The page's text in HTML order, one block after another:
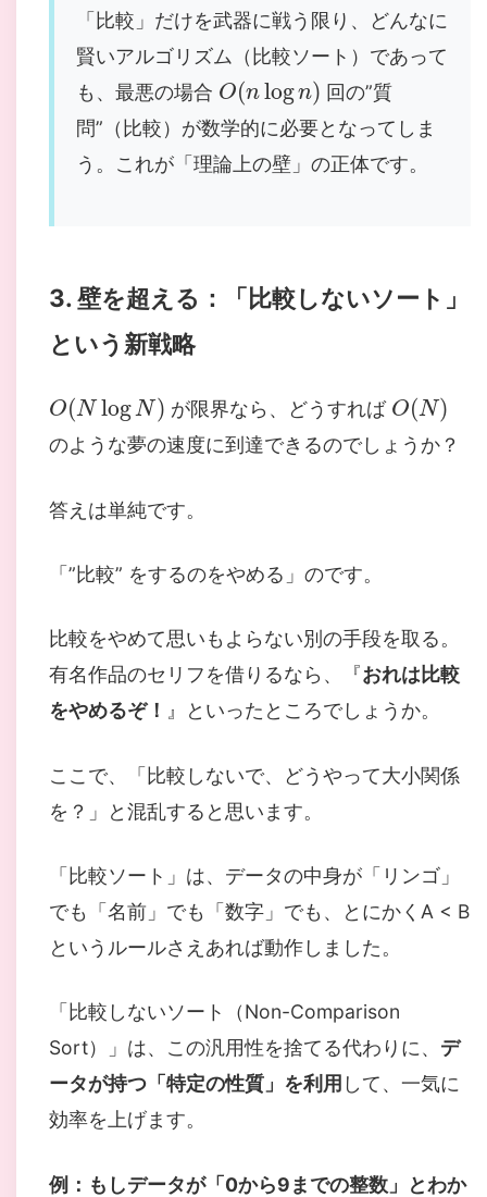
「比較」だけを武器に戦う限り、どんなに
賢いアルゴリズム（比較ソート）であって
も、最悪の場合
O (nlog n )
回の”質
問”（比較）が数学的に必要となってしま
う。これが「理論上の壁」の正体です。
3. 壁を超える：「比較しないソート」
という新戦略
( N
が限界なら、どうすれば
( N
のような夢の速度に到達できるのでしょうか？
答えは単純です。
「”比較” をするのをやめる」のです。
比較をやめて思いもよらない別の手段を取る。
有名作品のセリフを借りるなら、『おれは比較
をやめるぞ！ 』といったところでしょうか。
ここで、「比較しないで、どうやって大小関係
を？」と混乱すると思います。
「比較ソート」は、データの中身が「リンゴ」
でも「名前」でも「数字」でも、とにかくA < B
というルールさえあれば動作しました。
「比較しないソート（Non-Comparison
Sort）」は、この汎用性を捨てる代わりに、 デ
ータが持つ「特定の性質」を利用 して、一気に
効率を上げます。
例：もしデータが「0から9までの整数」とわか